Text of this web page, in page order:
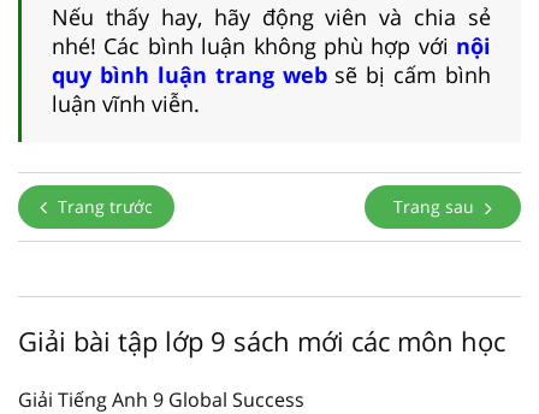
Nếu thấy hay, hãy động viên và chia sẻ
nhé! Các bình luận không phù hợp với nội
quy bình luận trang websẽ bị cấm bình
luận vĩnh viễn.
Trang trước Trang sau
Giải bài tập lớp 9 sách mới các môn học
Giải Tiếng Anh 9 Global Success